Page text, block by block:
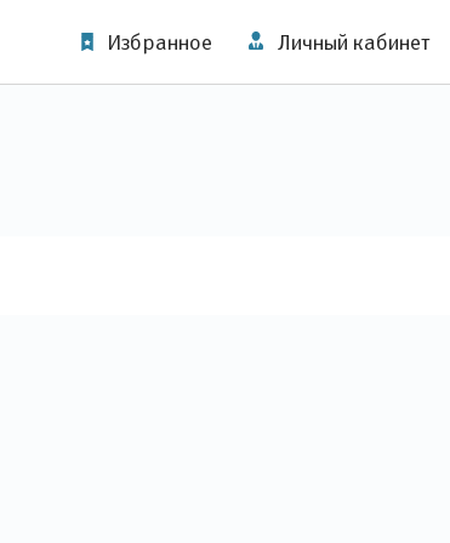
Избранное Личный кабинет